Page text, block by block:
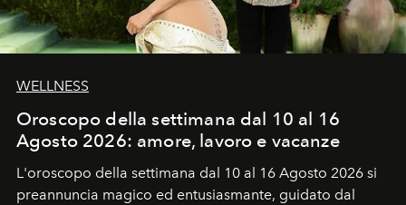
WELLNESS
Oroscopo della settimana dal 10 al 16
Agosto 2026: amore, lavoro e vacanze
L'oroscopo della settimana dal 10 al 16 Agosto 2026 si
preannuncia magico ed entusiasmante, guidato dal